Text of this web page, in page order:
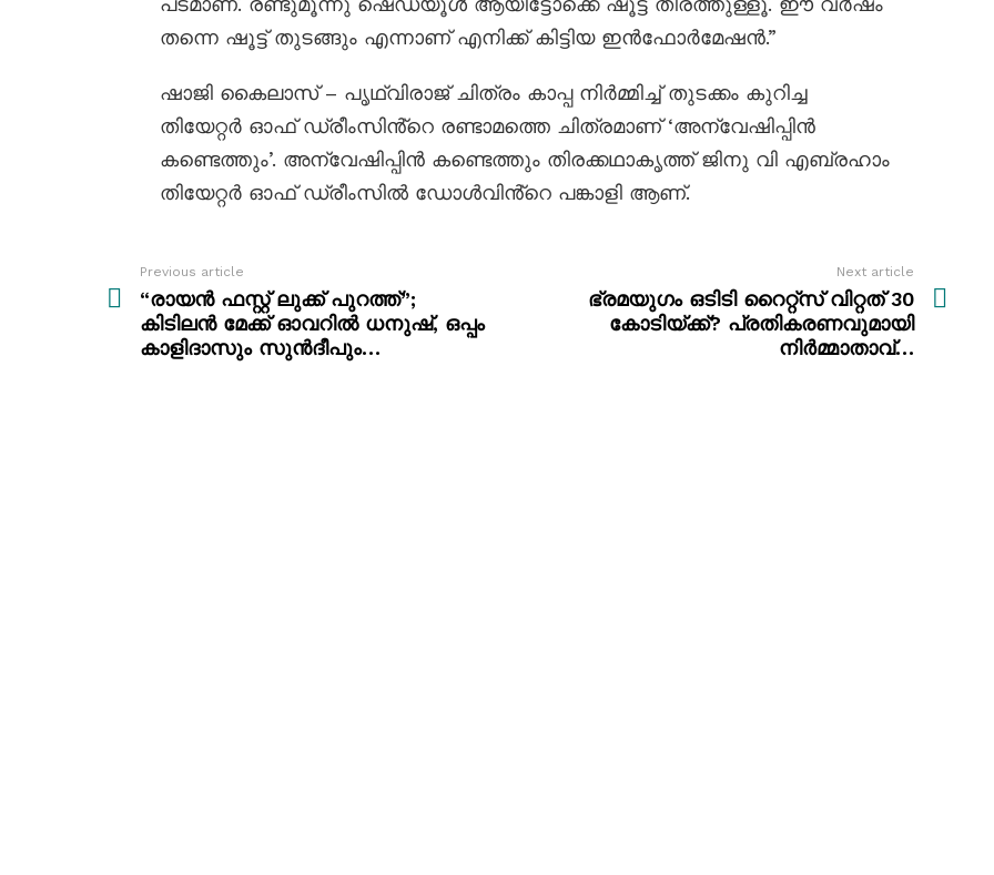
തന്നെ ഷൂട്ട് തുടങ്ങും എന്നാണ് എനിക്ക് കിട്ടിയ ഇൻഫോർമേഷൻ.”
ഷാജി കൈലാസ് – പൃഥ്വിരാജ് ചിത്രം കാപ്പ നിർമ്മിച്ച് തുടക്കം കുറിച്ച
തിയേറ്റർ ഓഫ് ഡ്രീംസിൻ്റെ രണ്ടാമത്തെ ചിത്രമാണ് ‘അന്വേഷിപ്പിൻ
കണ്ടെത്തും’. അന്വേഷിപ്പിൻ കണ്ടെത്തും തിരക്കഥാകൃത്ത് ജിനു വി എബ്രഹാം
തിയേറ്റർ ഓഫ് ഡ്രീംസിൽ ഡോൾവിൻ്റെ പങ്കാളി ആണ്.
more
Previous article
“രായൻ ഫസ്റ്റ് ലുക്ക് പുറത്ത്”;
കിടിലൻ മേക്ക് ഓവറിൽ ധനുഷ്, ഒപ്പം
കാളിദാസും സുൻദീപും…
Next article
ഭ്രമയുഗം ഒടിടി റൈറ്റ്സ് വിറ്റത് 30
കോടിയ്ക്ക്? പ്രതികരണവുമായി
നിർമ്മാതാവ്…